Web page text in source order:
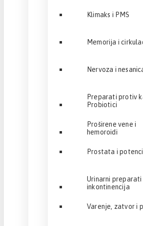
Klimaks i PMS
Memorija i
Nervoza i
Preparati protiv
Probiotici
Proširene vene i
hemoroidi
Prostata i
Urinarni preparati
inkontinencija
Varenje, zatvor i